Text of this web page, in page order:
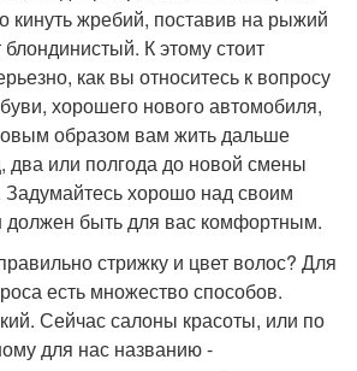
кинуть жребий, поставив на рыжий
К этому стоит
как вы относитесь к вопросу
хорошего нового автомобиля,
образом вам жить дальше
два или полгода до новой смены
хорошо над своим
быть для вас комфортным.
стрижку и цвет волос? Для
есть множество способов.
Сейчас салоны красоты, или по
для нас названию -